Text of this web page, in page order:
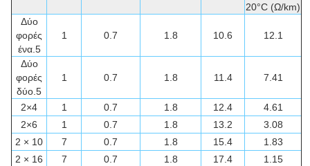
20°C (Ω/km)
Δύο
φορές
ένα.5
1 0.7 1.8 10.6 12.1
Δύο
φορές
δύο.5
1 0.7 1.8 11.4 7.41
2×4 1 0.7 1.8 12.4
4.61
2×6
1 0.7 1.8 13.2
3.08
2 × 10
7 0.7 1.8 15.4
1.83
2 × 16
7 0.7 1.8 17.4
1.15